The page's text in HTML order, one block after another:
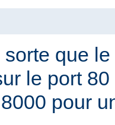
que
le port
pour